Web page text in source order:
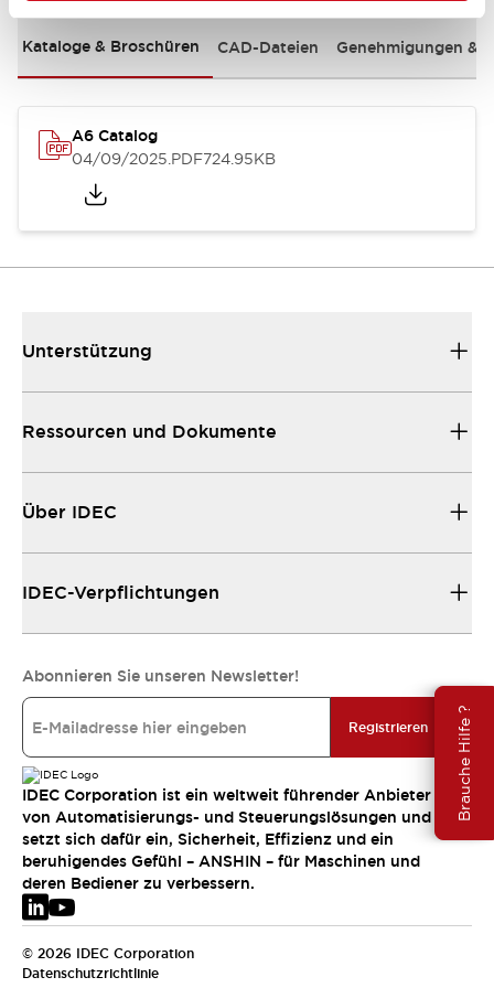
Brauche Hilfe ?
Kataloge & Broschüren CAD-Dateien Genehmigungen &
A6 Catalog
04/09/2025.PDF724.95KB
Unterstützung
Ressourcen und Dokumente
Über IDEC
IDEC-Verpflichtungen
Abonnieren Sie unseren Newsletter!
Registrieren
IDEC Corporation ist ein weltweit führender Anbieter
von Automatisierungs- und Steuerungslösungen und
setzt sich dafür ein, Sicherheit, Effizienz und ein
beruhigendes Gefühl – ANSHIN – für Maschinen und
deren Bediener zu verbessern.
© 2026 IDEC Corporation
Datenschutzrichtlinie